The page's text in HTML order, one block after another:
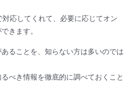
応してくれて、必要に応じてオン
きます。
ることを、知らない方は多いのでは
べき情報を徹底的に調べておくこと